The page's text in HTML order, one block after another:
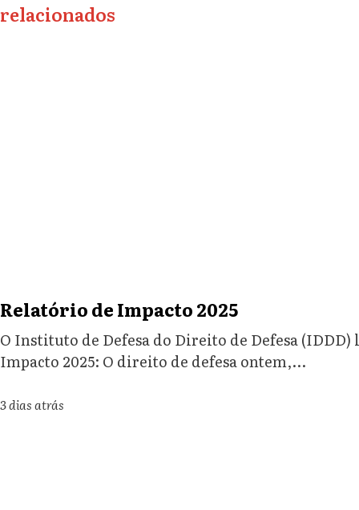
relacionados
Relatório de Impacto 2025
O Instituto de Defesa do Direito de Defesa (IDDD)
Impacto 2025: O direito de defesa ontem,...
3 dias atrás